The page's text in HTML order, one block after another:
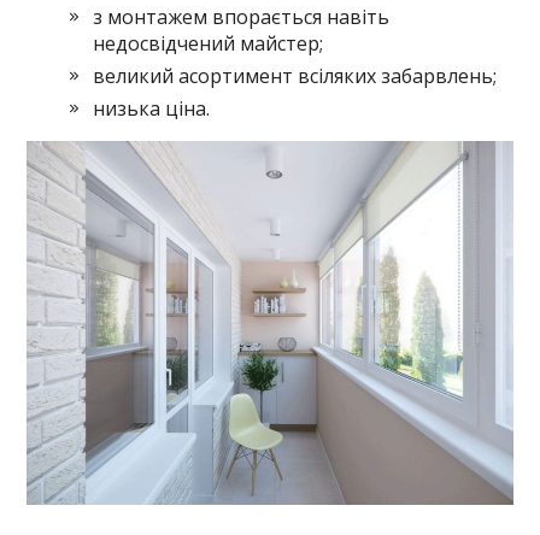
з монтажем впорається навіть
недосвідчений майстер;
великий асортимент всіляких забарвлень;
низька ціна.